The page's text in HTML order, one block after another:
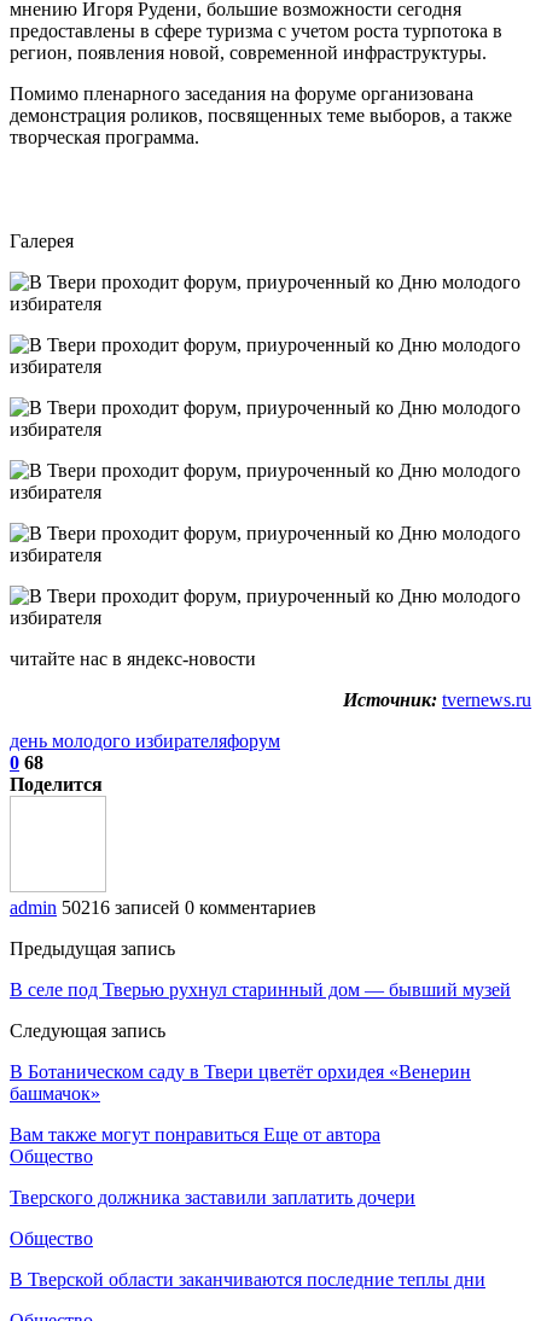
мнению Игоря Рудени, большие возможности сегодня
предоставлены в сфере туризма с учетом роста турпотока в
регион, появления новой, современной инфраструктуры.
Помимо пленарного заседания на форуме организована
демонстрация роликов, посвященных теме выборов, а также
творческая программа.
Галерея
читайте нас в яндекс-новости
Источник: tvernews.ru
день молодого избирателяфорум
0 68
Поделится
admin 50216 записей 0 комментариев
Предыдущая запись
В селе под Тверью рухнул старинный дом — бывший музей
Следующая запись
В Ботаническом саду в Твери цветёт орхидея «Венерин
башмачок»
Вам также могут понравиться Еще от автора
Общество
Тверского должника заставили заплатить дочери
Общество
В Тверской области заканчиваются последние теплы дни